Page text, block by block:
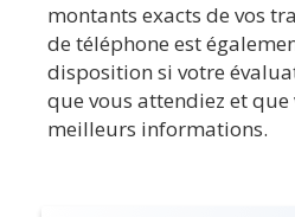
montants exacts de vos
de téléphone est
disposition si votre
que vous attendiez et que
meilleurs informations.